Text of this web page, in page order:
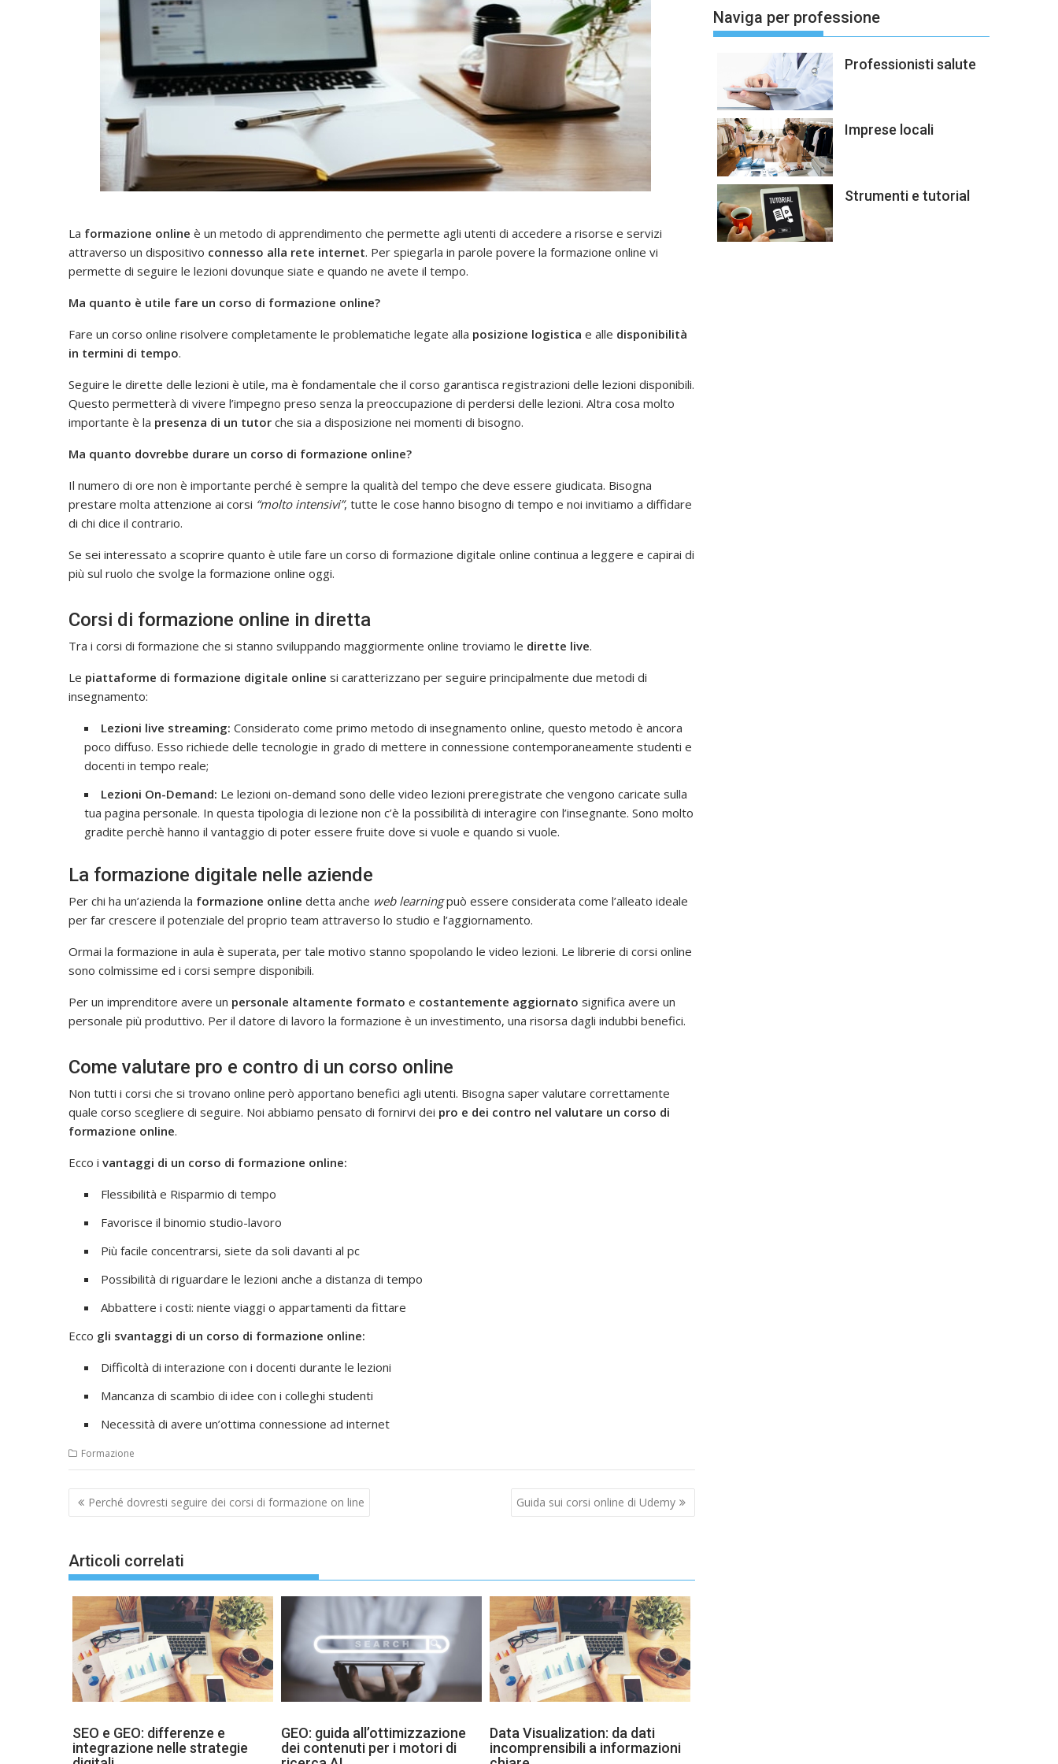
La formazione online è un metodo di apprendimento che permette agli utenti di accedere a risorse e servizi
attraverso un dispositivo connesso alla rete internet. Per spiegarla in parole povere la formazione online vi
permette di seguire le lezioni dovunque siate e quando ne avete il tempo.
Ma quanto è utile fare un corso di formazione online?
Fare un corso online risolvere completamente le problematiche legate alla posizione logistica e alle disponibilità
in termini di tempo.
Seguire le dirette delle lezioni è utile, ma è fondamentale che il corso garantisca registrazioni delle lezioni disponibili.
Questo permetterà di vivere l’impegno preso senza la preoccupazione di perdersi delle lezioni. Altra cosa molto
importante è la presenza di un tutor che sia a disposizione nei momenti di bisogno.
Ma quanto dovrebbe durare un corso di formazione online?
Il numero di ore non è importante perché è sempre la qualità del tempo che deve essere giudicata. Bisogna
prestare molta attenzione ai corsi “molto intensivi”, tutte le cose hanno bisogno di tempo e noi invitiamo a diffidare
di chi dice il contrario.
Se sei interessato a scoprire quanto è utile fare un corso di formazione digitale online continua a leggere e capirai di
più sul ruolo che svolge la formazione online oggi.
Corsi di formazione online in diretta
Tra i corsi di formazione che si stanno sviluppando maggiormente online troviamo le dirette live.
Le piattaforme di formazione digitale online si caratterizzano per seguire principalmente due metodi di
insegnamento:
Lezioni live streaming: Considerato come primo metodo di insegnamento online, questo metodo è ancora
poco diffuso. Esso richiede delle tecnologie in grado di mettere in connessione contemporaneamente studenti e
docenti in tempo reale;
Lezioni On-Demand: Le lezioni on-demand sono delle video lezioni preregistrate che vengono caricate sulla
tua pagina personale. In questa tipologia di lezione non c’è la possibilità di interagire con l’insegnante. Sono molto
gradite perchè hanno il vantaggio di poter essere fruite dove si vuole e quando si vuole.
La formazione digitale nelle aziende
Per chi ha un’azienda la formazione online detta anche web learningpuò essere considerata come l’alleato ideale
per far crescere il potenziale del proprio team attraverso lo studio e l’aggiornamento.
Ormai la formazione in aula è superata, per tale motivo stanno spopolando le video lezioni. Le librerie di corsi online
sono colmissime ed i corsi sempre disponibili.
Per un imprenditore avere un personale altamente formato e costantemente aggiornato significa avere un
personale più produttivo. Per il datore di lavoro la formazione è un investimento, una risorsa dagli indubbi benefici.
Come valutare pro e contro di un corso online
Non tutti i corsi che si trovano online però apportano benefici agli utenti. Bisogna saper valutare correttamente
quale corso scegliere di seguire. Noi abbiamo pensato di fornirvi dei pro e dei contro nel valutare un corso di
formazione online.
Ecco i vantaggi di un corso di formazione online:
Flessibilità e Risparmio di tempo
Favorisce il binomio studio-lavoro
Più facile concentrarsi, siete da soli davanti al pc
Possibilità di riguardare le lezioni anche a distanza di tempo
Abbattere i costi: niente viaggi o appartamenti da fittare
Ecco gli svantaggi di un corso di formazione online:
Difficoltà di interazione con i docenti durante le lezioni
Mancanza di scambio di idee con i colleghi studenti
Necessità di avere un’ottima connessione ad internet
Formazione
Navigazione
articoli
Perché dovresti seguire dei corsi di formazione on line Guida sui corsi online di Udemy
Articoli correlati
SEO e GEO: differenze e
integrazione nelle strategie
GEO: guida all’ottimizzazione
dei contenuti per i motori di
Data Visualization: da dati
incomprensibili a informazioni
Naviga per professione
Professionisti salute
Imprese locali
Strumenti e tutorial